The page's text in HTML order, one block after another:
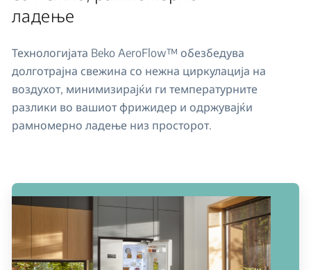
ладење
Технологијата Beko AeroFlow™ обезбедува
долготрајна свежина со нежна циркулација на
воздухот, минимизирајќи ги температурните
разлики во вашиот фрижидер и одржувајќи
рамномерно ладење низ просторот.